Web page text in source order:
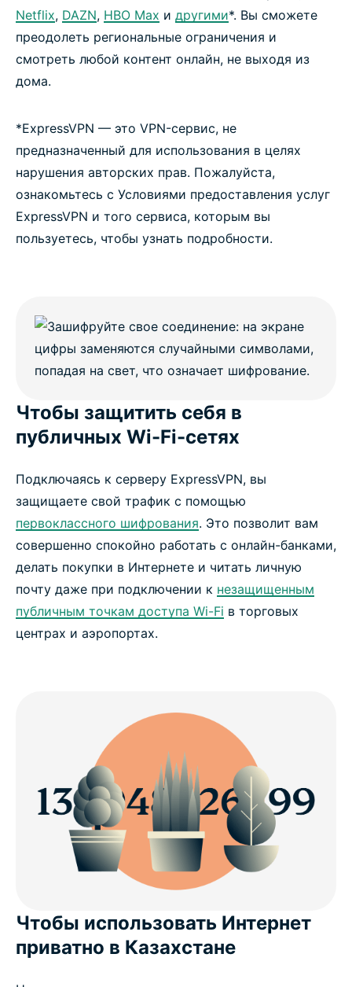
Netflix, DAZN, HBO Max и другими*. Вы сможете
преодолеть региональные ограничения и
смотреть любой контент онлайн, не выходя из
дома.
*ExpressVPN — это VPN-сервис, не
предназначенный для использования в целях
нарушения авторских прав. Пожалуйста,
ознакомьтесь с Условиями предоставления услуг
ExpressVPN и того сервиса, которым вы
пользуетесь, чтобы узнать подробности.
Чтобы защитить себя в
публичных Wi-Fi-сетях
Подключаясь к серверу ExpressVPN, вы
защищаете свой трафик с помощью
первоклассного шифрования. Это позволит вам
совершенно спокойно работать с онлайн-банками,
делать покупки в Интернете и читать личную
почту даже при подключении к незащищенным
публичным точкам доступа Wi-Fi в торговых
центрах и аэропортах.
Чтобы использовать Интернет
приватно в Казахстане